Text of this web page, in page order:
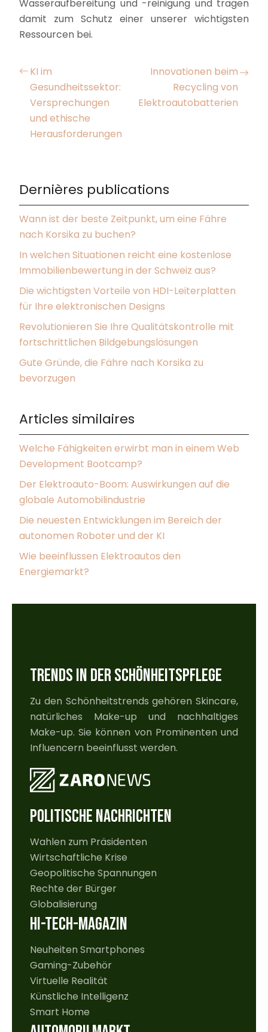
Wasseraufbereitung und -reinigung und tragen
damit zum Schutz einer unserer wichtigsten
Ressourcen bei.
KI im
Gesundheitssektor:
Versprechungen
und ethische
Herausforderungen
Innovationen beim
Recycling von
Elektroautobatterien
Dernières publications
Wann ist der beste Zeitpunkt, um eine Fähre
nach Korsika zu buchen?
In welchen Situationen reicht eine kostenlose
Immobilienbewertung in der Schweiz aus?
Die wichtigsten Vorteile von HDI-Leiterplatten
für Ihre elektronischen Designs
Revolutionieren Sie Ihre Qualitätskontrolle mit
fortschrittlichen Bildgebungslösungen
Gute Gründe, die Fähre nach Korsika zu
bevorzugen
Articles similaires
Welche Fähigkeiten erwirbt man in einem Web
Development Bootcamp?
Der Elektroauto-Boom: Auswirkungen auf die
globale Automobilindustrie
Die neuesten Entwicklungen im Bereich der
autonomen Roboter und der KI
Wie beeinflussen Elektroautos den
Energiemarkt?
TRENDS IN DER SCHÖNHEITSPFLEGE
Zu den Schönheitstrends gehören Skincare,
natürliches Make-up und nachhaltiges
Make-up. Sie können von Prominenten und
Influencern beeinflusst werden.
POLITISCHE NACHRICHTEN
Wahlen zum Präsidenten
Wirtschaftliche Krise
Geopolitische Spannungen
Rechte der Bürger
Globalisierung
HI-TECH-MAGAZIN
Neuheiten Smartphones
Gaming-Zubehör
Virtuelle Realität
Künstliche Intelligenz
Smart Home